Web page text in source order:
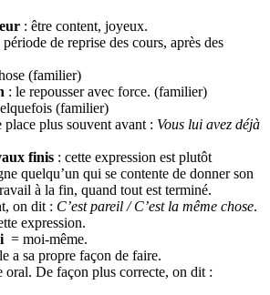
: être content, joyeux.
période de reprise des cours, après des
(familier)
: le repousser avec force. (familier)
(familier)
place plus souvent avant : Vous lui avez déjà
finis : cette expression est plutôt
quelqu’un qui se contente de donner son
à la fin, quand tout est terminé.
on dit : C’est pareil / C’est la même chose.
expression.
= moi-même.
a sa propre façon de faire.
oral. De façon plus correcte, on dit :